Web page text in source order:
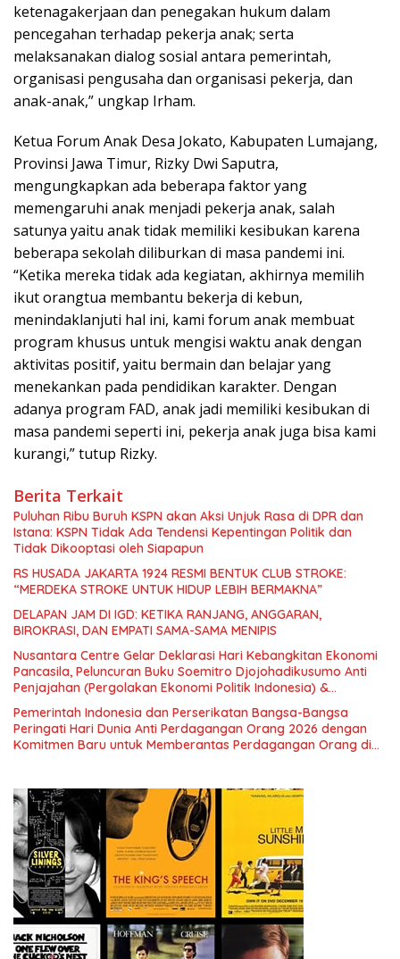
ketenagakerjaan dan penegakan hukum dalam
pencegahan terhadap pekerja anak; serta
melaksanakan dialog sosial antara pemerintah,
organisasi pengusaha dan organisasi pekerja, dan
anak-anak,” ungkap Irham.
Ketua Forum Anak Desa Jokato, Kabupaten Lumajang,
Provinsi Jawa Timur, Rizky Dwi Saputra,
mengungkapkan ada beberapa faktor yang
memengaruhi anak menjadi pekerja anak, salah
satunya yaitu anak tidak memiliki kesibukan karena
beberapa sekolah diliburkan di masa pandemi ini.
“Ketika mereka tidak ada kegiatan, akhirnya memilih
ikut orangtua membantu bekerja di kebun,
menindaklanjuti hal ini, kami forum anak membuat
program khusus untuk mengisi waktu anak dengan
aktivitas positif, yaitu bermain dan belajar yang
menekankan pada pendidikan karakter. Dengan
adanya program FAD, anak jadi memiliki kesibukan di
masa pandemi seperti ini, pekerja anak juga bisa kami
kurangi,” tutup Rizky.
Berita Terkait
Puluhan Ribu Buruh KSPN akan Aksi Unjuk Rasa di DPR dan
Istana: KSPN Tidak Ada Tendensi Kepentingan Politik dan
Tidak Dikooptasi oleh Siapapun
RS HUSADA JAKARTA 1924 RESMI BENTUK CLUB STROKE:
“MERDEKA STROKE UNTUK HIDUP LEBIH BERMAKNA”
DELAPAN JAM DI IGD: KETIKA RANJANG, ANGGARAN,
BIROKRASI, DAN EMPATI SAMA-SAMA MENIPIS
Nusantara Centre Gelar Deklarasi Hari Kebangkitan Ekonomi
Pancasila, Peluncuran Buku Soemitro Djojohadikusumo Anti
Penjajahan (Pergolakan Ekonomi Politik Indonesia) &
Simposium Nasional “Urgensi Undang-Undang Perekonomian
Nasional dan Kesejahteraan Sosial dalam Menata Bangsa
Menuju Indonesia Emas 2045”,
Pemerintah Indonesia dan Perserikatan Bangsa-Bangsa
Peringati Hari Dunia Anti Perdagangan Orang 2026 dengan
Komitmen Baru untuk Memberantas Perdagangan Orang di